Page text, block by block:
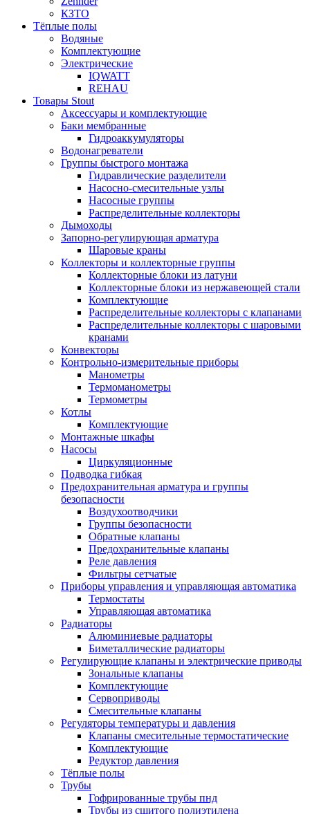
КЗТО
Тёплые полы
Водяные
Комплектующие
Электрические
IQWATT
REHAU
Товары Stout
Аксессуары и комплектующие
Баки мембранные
Гидроаккумуляторы
Водонагреватели
Группы быстрого монтажа
Гидравлические разделители
Насосно-смесительные узлы
Насосные группы
Распределительные коллекторы
Дымоходы
Запорно-регулирующая арматура
Шаровые краны
Коллекторы и коллекторные группы
Коллекторные блоки из латуни
Коллекторные блоки из нержавеющей стали
Комплектующие
Распределительные коллекторы с клапанами
Распределительные коллекторы с шаровыми
кранами
Конвекторы
Контрольно-измерительные приборы
Манометры
Термоманометры
Термометры
Котлы
Комплектующие
Монтажные шкафы
Насосы
Циркуляционные
Подводка гибкая
Предохранительная арматура и группы
безопасности
Воздухоотводчики
Группы безопасности
Обратные клапаны
Предохранительные клапаны
Реле давления
Фильтры сетчатые
Приборы управления и управляющая автоматика
Термостаты
Управляющая автоматика
Радиаторы
Алюминиевые радиаторы
Биметаллические радиаторы
Регулирующие клапаны и электрические приводы
Зональные клапаны
Комплектующие
Сервоприводы
Смесительные клапаны
Регуляторы температуры и давления
Клапаны смесительные термостатические
Комплектующие
Редуктор давления
Тёплые полы
Трубы
Гофрированные трубы пнд
Трубы из сшитого полиэтилена